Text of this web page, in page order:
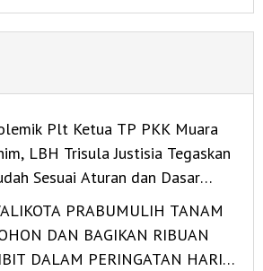
Plt Ketua TP PKK Muara
LBH Trisula Justisia Tegaskan
Sesuai Aturan dan Dasar
PRABUMULIH TANAM
DAN BAGIKAN RIBUAN
DALAM PERINGATAN HARI